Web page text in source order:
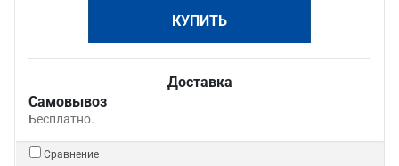
КУПИТЬ
Доставка
Самовывоз
Бесплатно.
Сравнение